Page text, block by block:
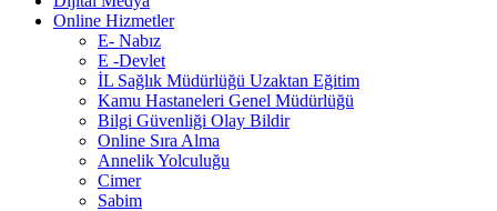
Online Hizmetler
E- Nabız
E -Devlet
İL Sağlık Müdürlüğü Uzaktan Eğitim
Kamu Hastaneleri Genel Müdürlüğü
Bilgi Güvenliği Olay Bildir
Online Sıra Alma
Annelik Yolculuğu
Cimer
Sabim